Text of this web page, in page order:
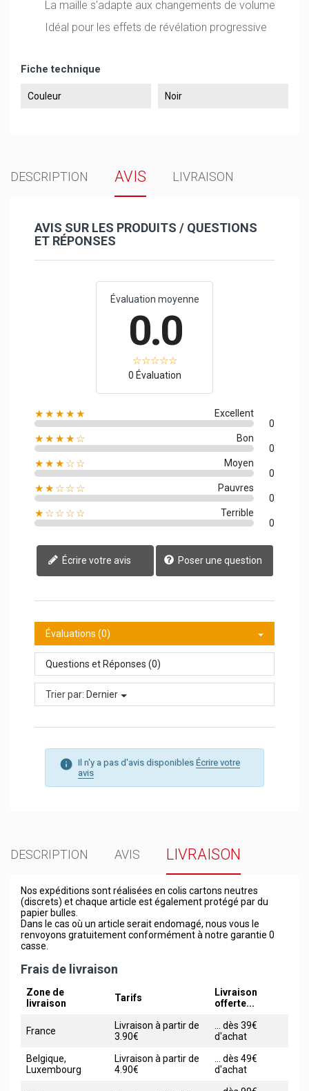
La maille s'adapte aux changements de volume
Idéal pour les effets de révélation progressive
Fiche technique
Couleur Noir
DESCRIPTION AVIS LIVRAISON
AVIS SUR LES PRODUITS / QUESTIONS
ET RÉPONSES
Évaluation moyenne
0.0
0 Évaluation
★★★★★
Excellent
0
★★★★☆
Bon
0
★★★☆☆
Moyen
0
★★☆☆☆
Pauvres
0
★☆☆☆☆
Terrible
0
Écrire votre avis Poser une question
Évaluations (0)
Questions et Réponses (0)
Trier par: Dernier
Il n'y a pas d'avis disponibles Écrire votre
avis
DESCRIPTION AVIS LIVRAISON
Nos expéditions sont réalisées en colis cartons neutres
(discrets) et chaque article est également protégé par du
papier bulles.
Dans le cas où un article serait endomagé, nous vous le
renvoyons gratuitement conformément à notre garantie 0
casse.
Frais de livraison
Zone de
livraison
Tarifs
Livraison
offerte...
France
Livraison à partir de
3.90€
... dès 39€
d'achat
Belgique,
Luxembourg
Livraison à partir de
4.90€
... dès 49€
d'achat